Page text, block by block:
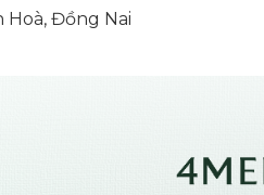
Hoà, Đồng Nai